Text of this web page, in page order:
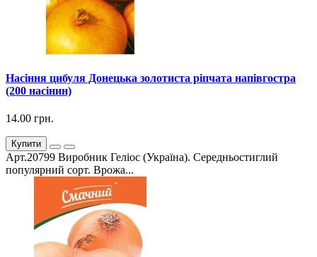
Насіння цибуля Донецька золотиста ріпчата напівгостра
(200 насінин)
14.00 грн.
Купити
Арт.20799 Виробник Геліос (Україна). Середньостиглий
популярний сорт. Врожа...